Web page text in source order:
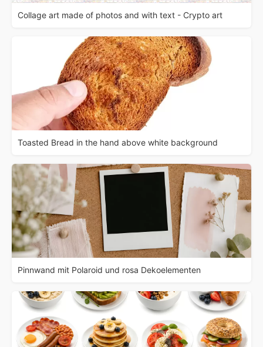
Collage art made of photos and with text - Crypto art
Toasted Bread in the hand above white background
Pinnwand mit Polaroid und rosa Dekoelementen